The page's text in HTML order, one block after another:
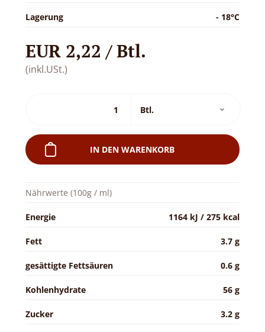
Lagerung - 18°C
EUR 2,22 / Btl.
(inkl.USt.)
IN DEN WARENKORB
Nährwerte (100g / ml)
Energie 1164 kJ / 275 kcal
Fett 3.7 g
gesättigte Fettsäuren 0.6 g
Kohlenhydrate 56 g
Zucker 3.2 g